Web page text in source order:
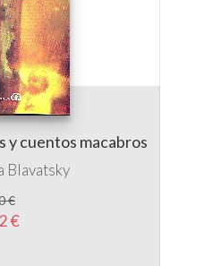
y cuentos macabros
Blavatsky
€
€